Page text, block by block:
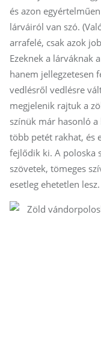
és azon
lárváiról van szó.
arrafelé, csak azok
Ezeknek a lárváknak
hanem jellegzetesen
vedlésről vedlésre
megjelenik rajtuk a
színük már hasonló
több petét rakhat, és
fejlődik ki. A poloska
szövetek, tömeges
esetleg ehetetlen lesz.